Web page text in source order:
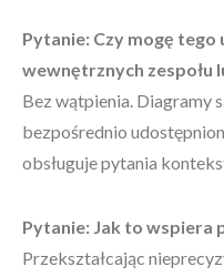
Pytanie: Czy mogę tego
wewnętrznych zespołu
Bez wątpienia. Diagramy
bezpośrednio
obsługuje pytania
Pytanie: Jak to wspiera
Przekształcając